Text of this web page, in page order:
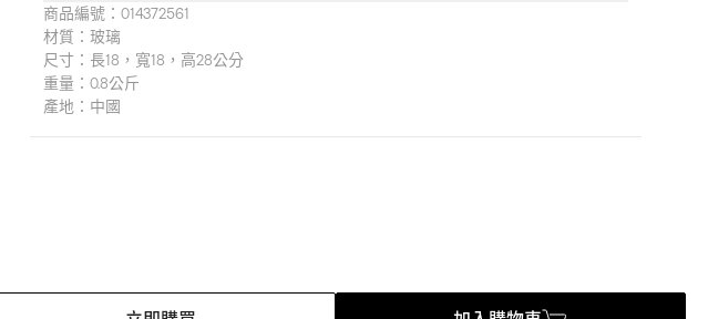
商品編號： 014372561
材質： 玻璃
尺寸： 長18，寬18，高28公分
重量： 0.8公斤
產地： 中國